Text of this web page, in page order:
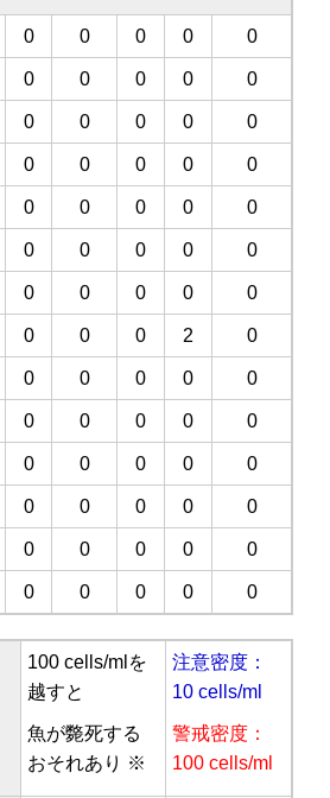
0 0 0 0 0
0 0 0 0 0
0 0 0 0 0
0 0 0 0 0
0 0 0 0 0
0 0 0 0 0
0 0 0 0 0
0 0 0 2 0
0 0 0 0 0
0 0 0 0 0
0 0 0 0 0
0 0 0 0 0
0 0 0 0 0
0 0 0 0 0
100 cells/mlを
越すと
魚が斃死する
おそれあり ※
注意密度：
10 cells/ml
警戒密度：
100 cells/ml